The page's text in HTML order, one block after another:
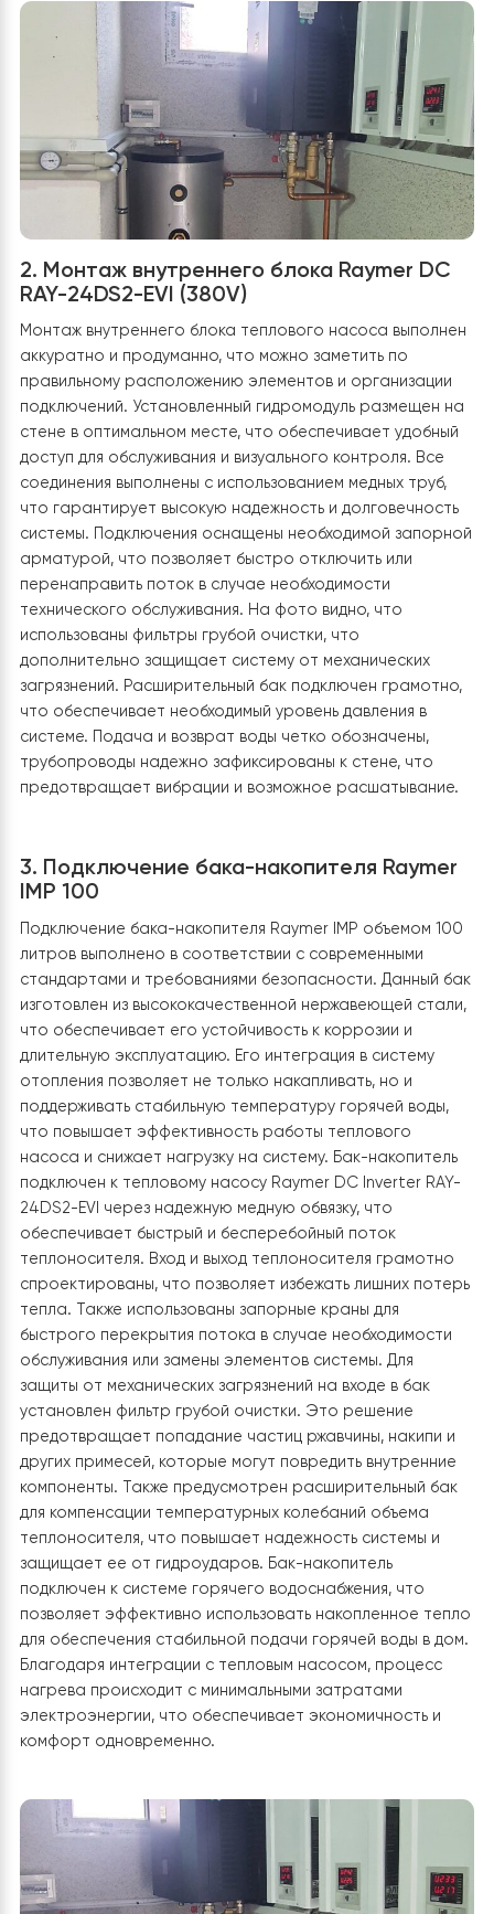
отвода конденсата, которая обеспечивает
отток воды даже в зимний период, предотвращая
образование льда под блоком. Для повышения
возможных снежных заносов наружный блок поднят на
оптимальную высоту, что полностью соответствует
рекомендациям для регионов со снежными зимами.
Всі ці удосконалення не лише підвищили стабільність
роботи теплового насоса, але й забезпечили його
гарантуючи ефективність та безперебійну роботу
2. Монтаж внутреннего блока Raymer
RAY-24DS2-EVI (380V)
Монтаж внутреннего блока теплового насоса
аккуратно и продуманно, что можно заметить по
стене в оптимальном месте, что обеспечивает
доступ для обслуживания и визуального контроля. Все
соединения выполнены с использованием медных
что гарантирует высокую надежность и
системы. Подключения оснащены необходимой
арматурой, что позволяет быстро отключить или
перенаправить поток в случае необходимости
технического обслуживания. На фото видно, что
использованы фильтры грубой очистки, что
дополнительно защищает систему от механических
загрязнений. Расширительный бак подключен
что обеспечивает необходимый уровень давления в
системе. Подача и возврат воды четко обозначены,
трубопроводы надежно зафиксированы к стене, что
предотвращает вибрации и возможное
3. Подключение бака-накопителя
IMP 100
Подключение бака-накопителя Raymer IMP объемом
литров выполнено в соответствии с современными
стандартами и требованиями безопасности. Данный
изготовлен из высококачественной нержавеющей
длительную эксплуатацию. Его интеграция в систему
отопления позволяет не только накапливать, но и
поддерживать стабильную температуру горячей
что повышает эффективность работы теплового
насоса и снижает нагрузку на систему. Бак-
подключен к тепловому насосу Raymer DC Inverter
24DS2-EVI через надежную медную обвязку, что
обеспечивает быстрый и бесперебойный поток
спроектированы, что позволяет избежать лишних
тепла. Также использованы запорные краны для
быстрого перекрытия потока в случае
обслуживания или замены элементов системы. Для